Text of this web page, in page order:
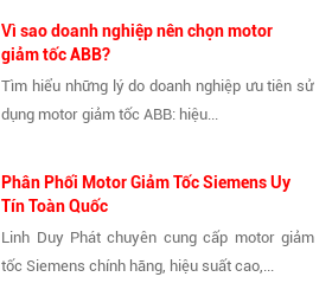
Vì sao doanh nghiệp nên chọn motor
giảm tốc ABB?
Tìm hiểu những lý do doanh nghiệp ưu tiên sử
dụng motor giảm tốc ABB: hiệu...
Phân Phối Motor Giảm Tốc Siemens Uy
Tín Toàn Quốc
Linh Duy Phát chuyên cung cấp motor giảm
tốc Siemens chính hãng, hiệu suất cao,...